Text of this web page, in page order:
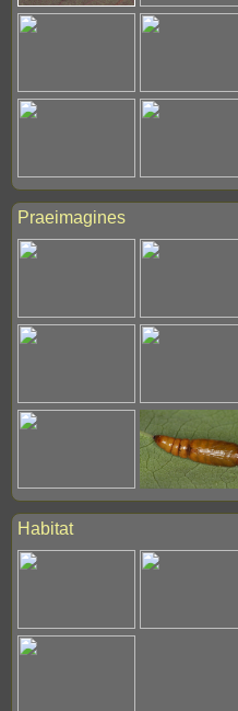
Praeimagines
Habitat